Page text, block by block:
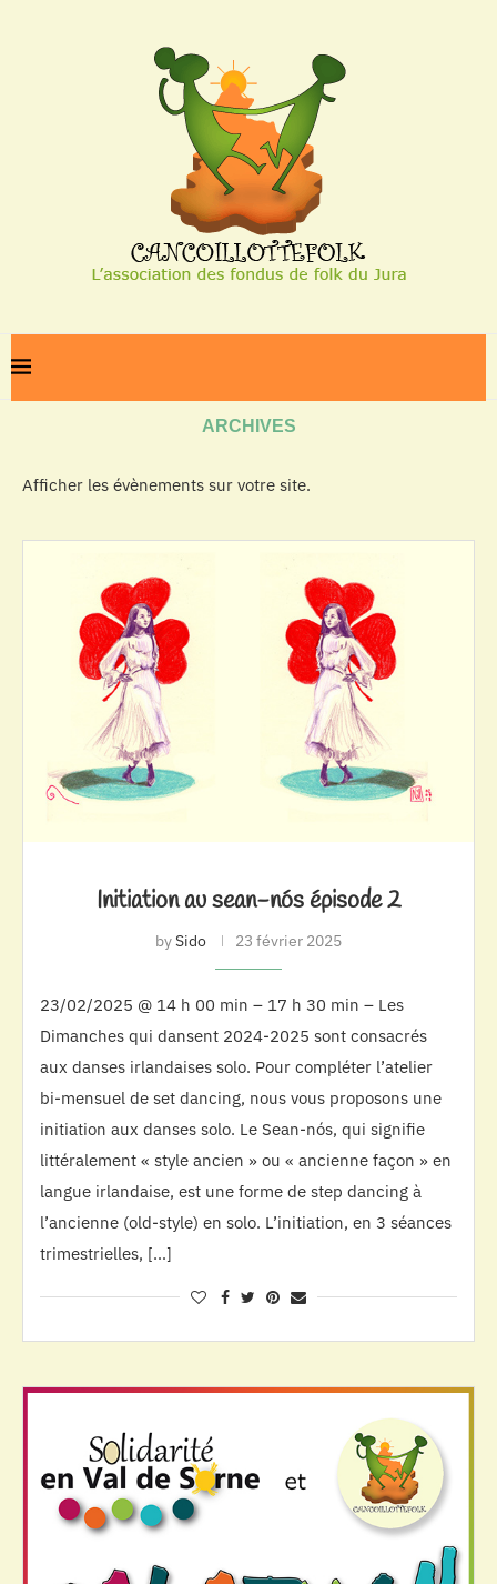
ARCHIVES
Afficher les évènements sur votre site.
Initiation au sean-nós épisode 2
bySido 23 février 2025
23/02/2025 @ 14 h 00 min – 17 h 30 min – Les
Dimanches qui dansent 2024-2025 sont consacrés
aux danses irlandaises solo. Pour compléter l’atelier
bi-mensuel de set dancing, nous vous proposons une
initiation aux danses solo. Le Sean-nós, qui signifie
littéralement « style ancien » ou « ancienne façon » en
langue irlandaise, est une forme de step dancing à
l’ancienne (old-style) en solo. L’initiation, en 3 séances
trimestrielles, […]